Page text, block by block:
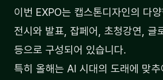
이번 EXPO는 캡스톤디자인의 다
전시와 발표, 잡페어, 초청강연, 글
등으로 구성되어 있습니다.
특히 올해는 AI 시대의 도래에 맞